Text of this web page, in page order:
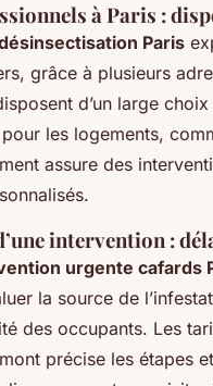
à Paris :
Paris
grâce à plusieurs
d’un large
les logements,
assure des
intervention :
urgente cafards
la source de
des occupants. Les
précise les étapes